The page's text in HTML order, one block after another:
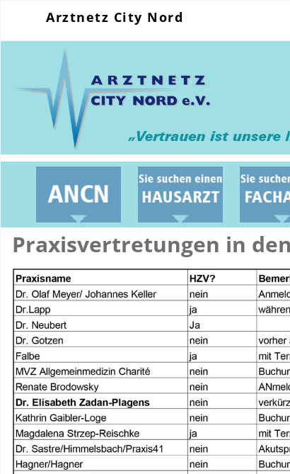
Arztnetz City Nord
2022
Praxisvertretungen in